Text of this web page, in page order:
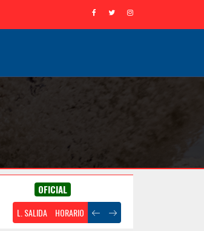
OFICIAL
L. SALIDA HORARIO